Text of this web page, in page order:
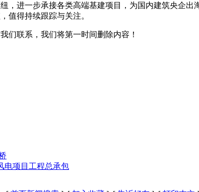
，进一步承接各类高端基建项目，为国内建筑央企
值得持续跟踪与关注。
们联系，我们将第一时间删除内容！
电项目工程总承包